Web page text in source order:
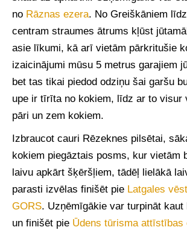
no Rāznas ezera. No Greiškāniem
centram straumes ātrums kļūst
asie līkumi, kā arī vietām pārkritušie
izaicinājumi mūsu 5 metrus garajiem
bet tas tikai piedod odziņu šai garšu
upe ir tīrīta no kokiem, līdz ar to visur
pāri un zem kokiem.
Izbraucot cauri Rēzeknes pilsētai,
kokiem piegāztais posms, kur vietām
laivu apkārt šķēršļiem, tādēļ lielākā
parasti izvēlas finišēt pie Latgales
GORS. Uzņēmīgākie var turpināt kaut
un finišēt pie Ūdens tūrisma attīstības